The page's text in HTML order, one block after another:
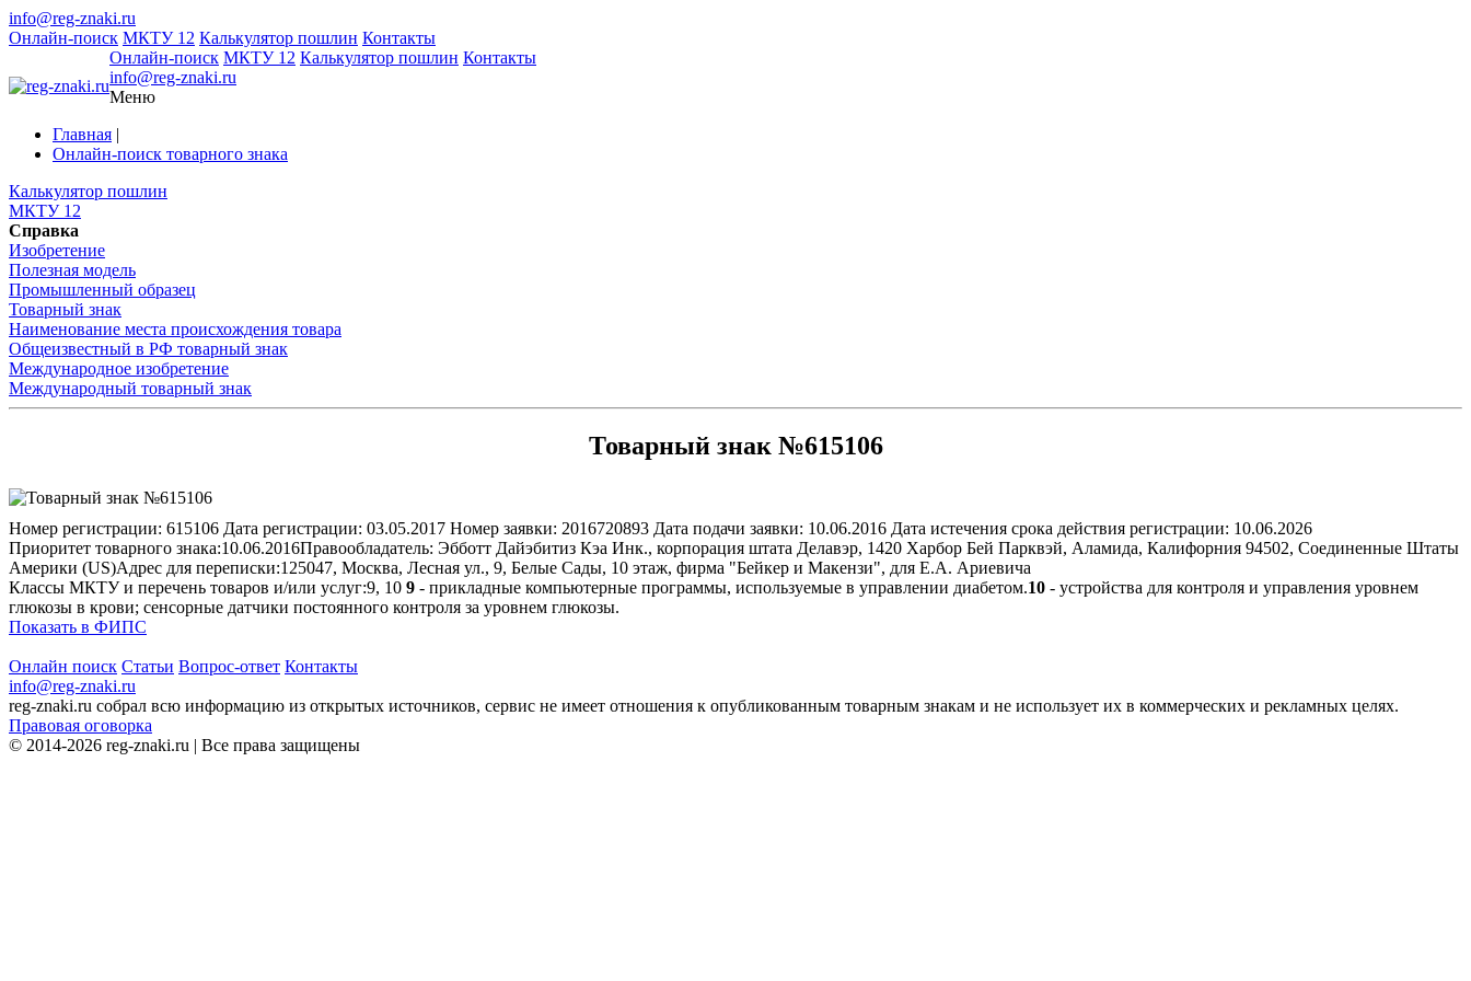
info@reg-znaki.ru
Онлайн-поиск МКТУ 12 Калькулятор пошлин Контакты
Онлайн-поиск МКТУ 12 Калькулятор пошлин Контакты
info@reg-znaki.ru
Меню
Главная |
Онлайн-поиск товарного знака
Калькулятор пошлин
МКТУ 12
Справка
Изобретение
Полезная модель
Промышленный образец
Товарный знак
Наименование места происхождения товара
Общеизвестный в РФ товарный знак
Международное изобретение
Международный товарный знак
Товарный знак №615106
Номер регистрации: 615106 Дата регистрации: 03.05.2017 Номер заявки: 2016720893 Дата подачи заявки: 10.06.2016 Дата истечения срока действия регистрации: 10.06.2026
Приоритет товарного знака:10.06.2016Правообладатель: Эбботт Дайэбитиз Кэа Инк., корпорация штата Делавэр, 1420 Харбор Бей Парквэй, Аламида, Калифорния 94502, Соединенные Штаты
Америки (US)Адрес для переписки:125047, Москва, Лесная ул., 9, Белые Сады, 10 этаж, фирма "Бейкер и Макензи", для Е.А. Ариевича
Классы МКТУ и перечень товаров и/или услуг:9, 10 9 - прикладные компьютерные программы, используемые в управлении диабетом.10 - устройства для контроля и управления уровнем
глюкозы в крови; сенсорные датчики постоянного контроля за уровнем глюкозы.
Показать в ФИПС
Онлайн поиск Статьи Вопрос-ответ Контакты
info@reg-znaki.ru
reg-znaki.ru собрал всю информацию из открытых источников, сервис не имеет отношения к опубликованным товарным знакам и не использует их в коммерческих и рекламных целях.
Правовая оговорка
© 2014-2026 reg-znaki.ru | Все права защищены